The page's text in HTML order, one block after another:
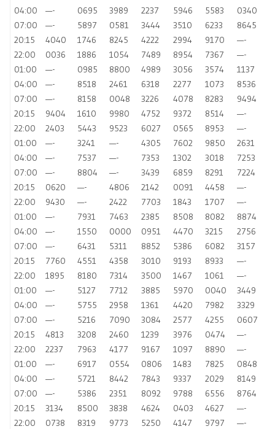
04:00
—- 0695 3989 2237 5946 5583
0340
07:00
—- 5897 0581 3444 3510 6233
8645
20:15
4040 1746 8245 4222 2994 9170
—-
22:00
0036 1886 1054 7489 8954 7367
—-
01:00
—- 0985 8800 4989 3056 3574
1137
04:00
—- 8518 2461 6318 2277 1073
8536
07:00
—- 8158 0048 3226 4078 8283
9494
20:15
9404 1610 9980 4752 9372 8514
—-
22:00
2403 5443 9523 6027 0565 8953
—-
01:00
—- 3241 —- 4305 7602 9850
2631
04:00
—- 7537 —- 7353 1302 3018
7253
07:00
—- 8804 —- 3439 6859 8291
7224
20:15
0620 —- 4806 2142 0091 4458
—-
22:00
9430 —- 2422 7703 1843 1707
—-
01:00
—- 7931 7463 2385 8508 8082
8874
04:00
—- 1550 0000 0951 4470 3215
2756
07:00
—- 6431 5311 8852 5386 6082
3157
20:15
7760 4551 4358 3010 9193 8933
—-
22:00
1895 8180 7314 3500 1467 1061
—-
01:00
—- 5127 7712 3885 5970 0040
3449
04:00
—- 5755 2958 1361 4420 7982
3329
07:00
—- 5216 7090 3084 2577 4255
0607
20:15
4813 3208 2460 1239 3976 0474
—-
22:00
2237 7963 4177 9167 1097 8890
—-
01:00
—- 6917 0554 0806 1483 7825
0848
04:00
—- 5721 8442 7843 9337 2029
8149
07:00
—- 5386 2351 8092 9788 6556
8764
20:15
3134 8500 3838 4624 0403 4627
—-
22:00
0738 8319 9773 5250 4147 9797
—-